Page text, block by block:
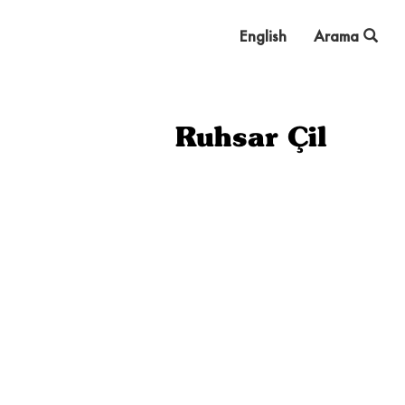
Arama
English
Ruhsar Çil